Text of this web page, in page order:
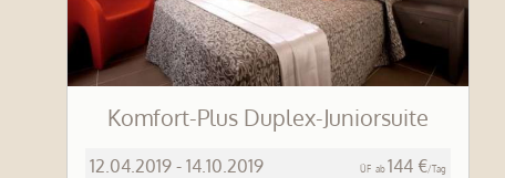
Komfort-Plus Duplex-Juniorsuite
12.04.2019 - 14.10.2019 ÜF ab 144 €/Tag